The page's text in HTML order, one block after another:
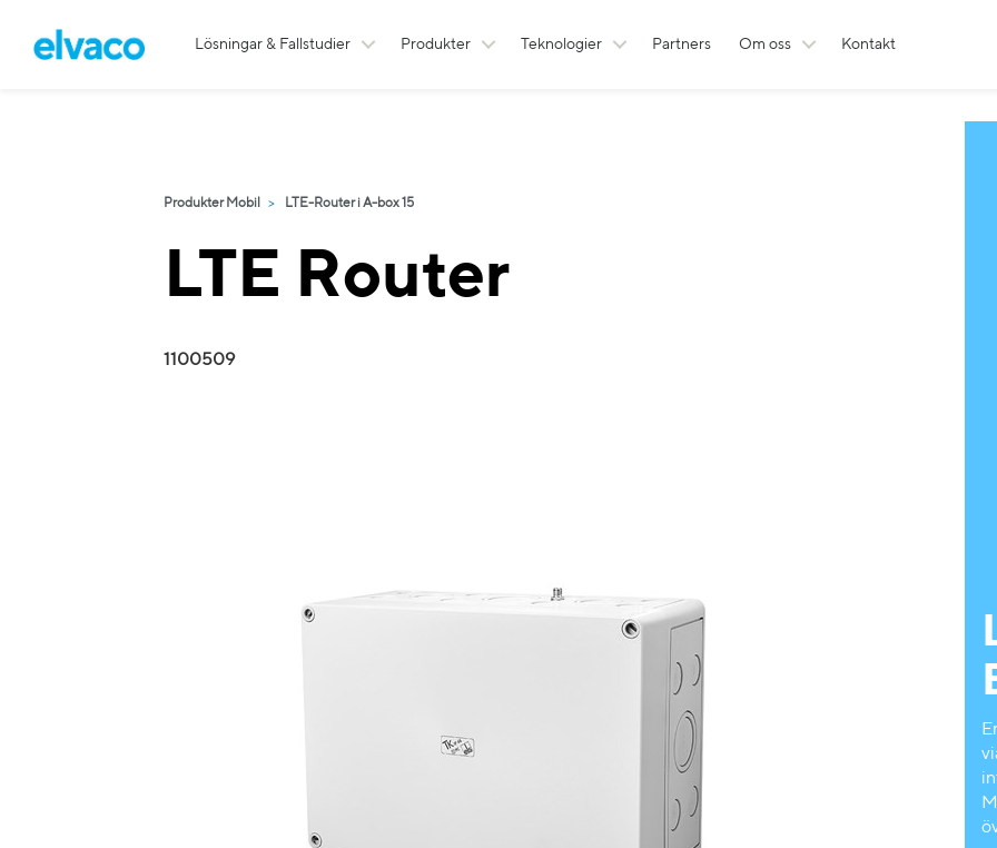
Lösningar & Fallstudier Produkter Teknologier Partners Om oss Kontakt
Produkter Mobil LTE-Router i A-box 15
LTE Router
1100509